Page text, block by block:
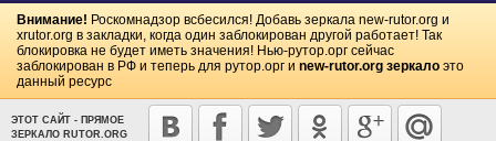
Внимание! Роскомнадзор всбесился! Добавь зеркала new-rutor.org и
xrutor.org в закладки, когда один заблокирован другой работает! Так
блокировка не будет иметь значения! Нью-рутор.орг сейчас
заблокирован в РФ и теперь для рутор.орг и new-rutor.org зеркало это
данный ресурс
ЭТОТ САЙТ - ПРЯМОЕ
ЗЕРКАЛО RUTOR.ORG